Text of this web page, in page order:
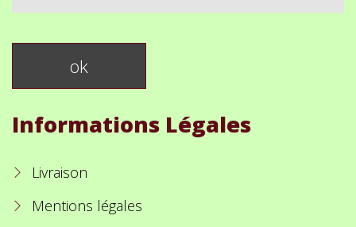
Informations Légales
Livraison
Mentions légales